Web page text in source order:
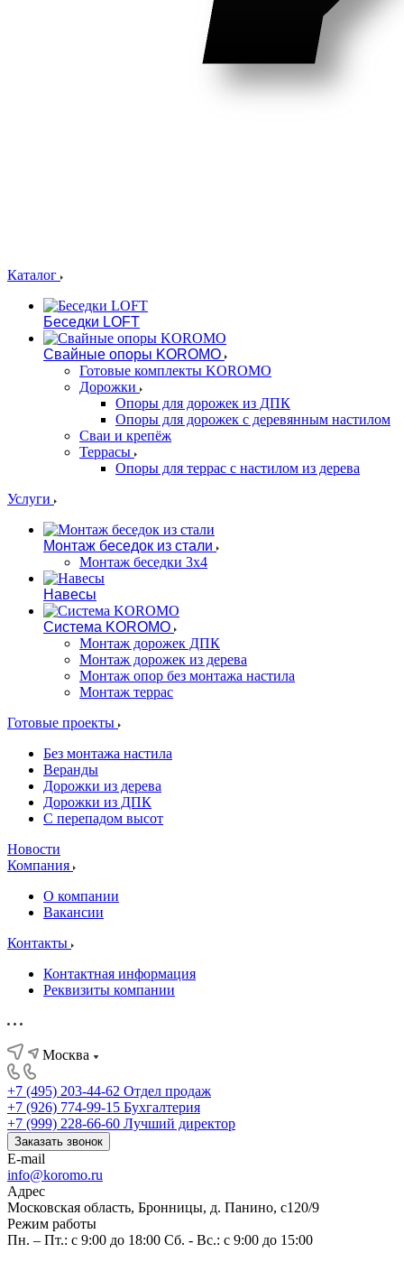
Каталог
Беседки LOFT
Свайные опоры KOROMO
Готовые комплекты KOROMO
Дорожки
Опоры для дорожек из ДПК
Опоры для дорожек с деревянным настилом
Сваи и крепёж
Террасы
Опоры для террас с настилом из дерева
Услуги
Монтаж беседок из стали
Монтаж беседки 3х4
Навесы
Система KOROMO
Монтаж дорожек ДПК
Монтаж дорожек из дерева
Монтаж опор без монтажа настила
Монтаж террас
Готовые проекты
Без монтажа настила
Веранды
Дорожки из дерева
Дорожки из ДПК
С перепадом высот
Новости
Компания
О компании
Вакансии
Контакты
Контактная информация
Реквизиты компании
Москва
+7 (495) 203-44-62 Отдел продаж
+7 (926) 774-99-15 Бухгалтерия
+7 (999) 228-66-60 Лучший директор
Заказать звонок
E-mail
info@koromo.ru
Адрес
Московская область, Бронницы, д. Панино, с120/9
Режим работы
Пн. – Пт.: с 9:00 до 18:00 Сб. - Вс.: с 9:00 до 15:00